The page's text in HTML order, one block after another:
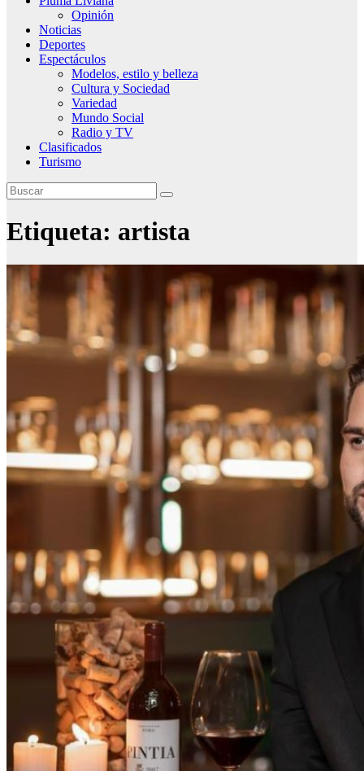
Opinión
Noticias
Deportes
Espectáculos
Modelos, estilo y belleza
Cultura y Sociedad
Variedad
Mundo Social
Radio y TV
Clasificados
Turismo
Etiqueta: artista